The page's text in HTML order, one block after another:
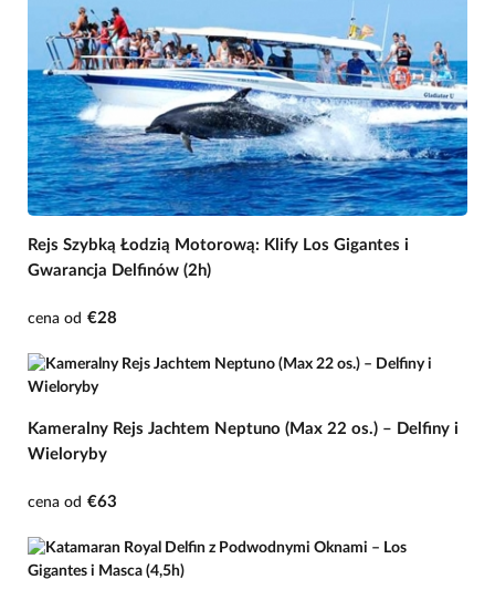
Rejs Szybką Łodzią Motorową: Klify Los Gigantes i
Gwarancja Delfinów (2h)
cena od €28
Kameralny Rejs Jachtem Neptuno (Max 22 os.) – Delfiny i
Wieloryby
cena od €63